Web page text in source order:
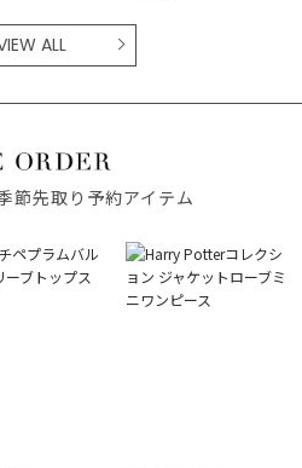
ALL
節先取り予約アイテム